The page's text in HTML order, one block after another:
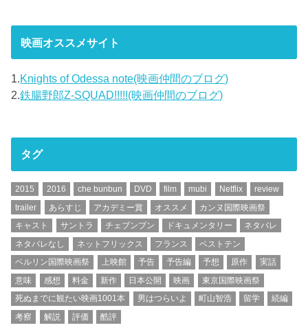
映画オススメサイト
1.Knights of Odessa note(映画仲間のブログ)
2.鉄腸野郎Z-SQUAD!!!!!(映画仲間のブログ)
タグ
2015 2016 che bunbun DVD film mubi Netflix
review
trailer
あらすじ アカデミー賞 オススメ
カンヌ国際映画祭
キャスト
サントラ チェブンブン ドキュメンタリー
ネタバレ
ネタバレなし
ネットフリックス フランス
ベストテン
ベルリン国際映画祭
上映館 予告 予告編 予想 原作
実話
意味
感想 料金 新作 日本公開 映画
東京国際映画祭
死ぬまでに観たい映画1001本
男はつらいよ 町山智浩 留学
続編
考察
解説 評価 酷評